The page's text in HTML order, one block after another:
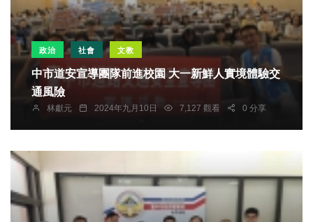
政治 社會 文教
中市道安宣導團隊前進校園 大一新鮮人實境體驗交
通風險
林獻元 2024年九月10日 7,127 觀看 0 分享